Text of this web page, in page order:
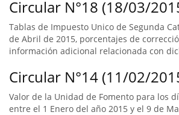
Circular N°18 (18/03/
Tablas de Impuesto Unico de Segunda
de Abril de 2015, porcentajes de
información adicional relacionada con
Circular N°14 (11/02/
Valor de la Unidad de Fomento para los
entre el 1 Enero del año 2015 y el 9 de